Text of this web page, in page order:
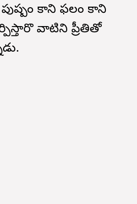
పుష్పం కాని ఫలం కాని
వాటిని ప్రీతితో